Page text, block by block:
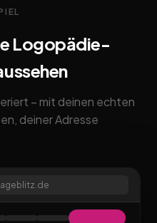
Logopädie-
– mit deinen echten
deiner Adresse